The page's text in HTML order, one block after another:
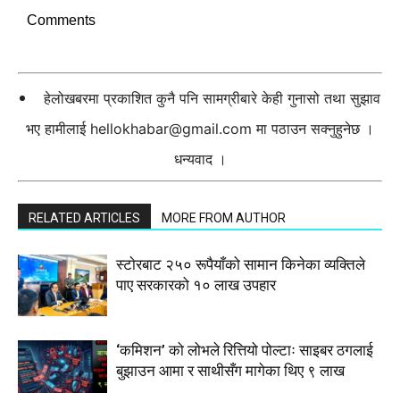
Comments
हेलोखबरमा प्रकाशित कुनै पनि सामग्रीबारे केही गुनासो तथा सुझाव
भए हामीलाई hellokhabar@gmail.com मा पठाउन सक्नुहुनेछ ।
धन्यवाद ।
RELATED ARTICLES MORE FROM AUTHOR
स्टाेरबाट २५० रूपैयाँको सामान किनेका व्यक्तिले
पाए सरकारको १० लाख उपहार
‘कमिशन’ को लोभले रित्तियो पोल्टाः साइबर ठगलाई
बुझाउन आमा र साथीसँग मागेका थिए ९ लाख